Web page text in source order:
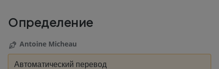
Определение
Antoine Micheau
Автоматический перевод